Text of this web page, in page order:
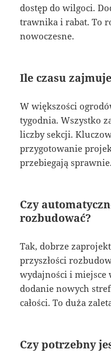
dostęp do wilgoci.
trawnika i rabat. To
nowoczesne.
Ile czasu
W większości
tygodnia. Wszystko
liczby sekcji.
przygotowanie
przebiegają sprawnie.
Czy
rozbudować?
Tak, dobrze
przyszłości
wydajności i
dodanie nowych
całości. To duża
Czy potrzebny